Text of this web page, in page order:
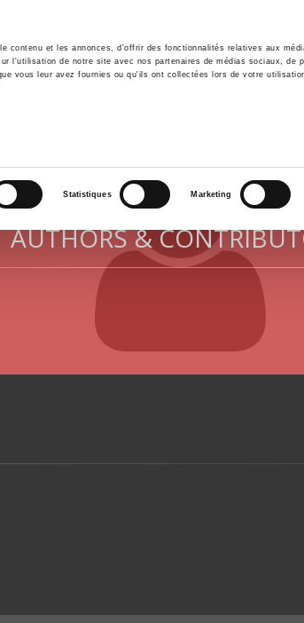
contenu et les annonces, d'offrir des fonctionnalités relatives aux
l'utilisation de notre site avec nos partenaires de médias sociaux, de
vous leur avez fournies ou qu'ils ont collectées lors de votre
Statistiques Marketing
Environment History
AUTHORS &